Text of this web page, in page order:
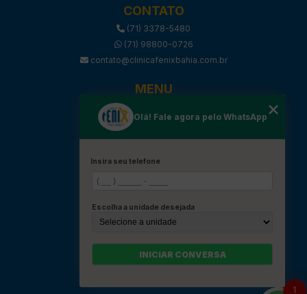
CONTATO
(71) 3378-5480
(71) 98800-0726
contato@clinicafenixbahia.com.br
MENU
SERVIÇOS
BLOG
PROCEDIMENTOS
CONTATOS
MAPA DO SITE
1
Olá! Fale agora pelo WhatsApp
Insira seu telefone
Escolha a unidade desejada
INICIAR CONVERSA